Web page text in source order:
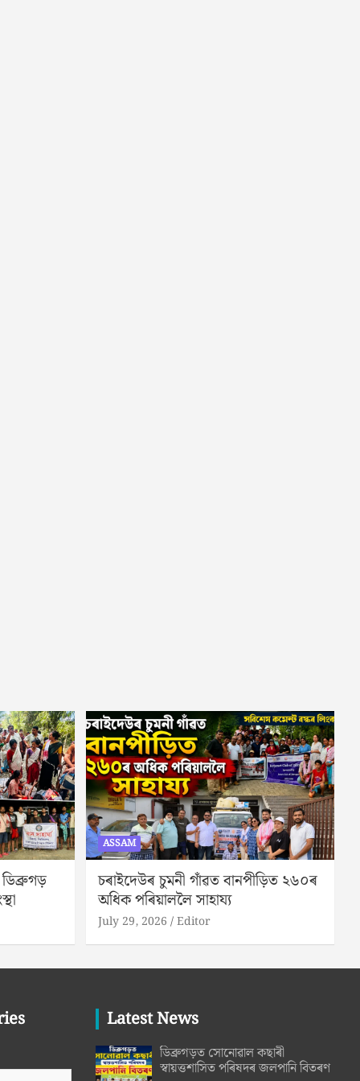
ASSAM
চৰাইদেউৰ চুমনী গাঁৱত বানপীড়িত ২৬০ৰ
অধিক পৰিয়াললৈ সাহায্য
July 29, 2026 Editor
Latest News
ডিব্ৰুগড়ত সোনোৱাল কছাৰী
স্বায়ত্তশাসিত পৰিষদৰ জলপানি বিতৰণ